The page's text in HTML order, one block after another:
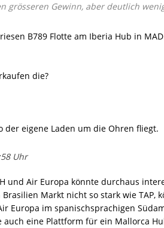
grösseren Gewinn, aber deutlich
B789 Flotte am Iberia Hub in
die?
der eigene Laden um die Ohren fliegt.
Uhr
und Air Europa könnte durchaus
Markt nicht so stark wie TAP,
Europa im spanischsprachigen
auch eine Plattform für ein Mallorca